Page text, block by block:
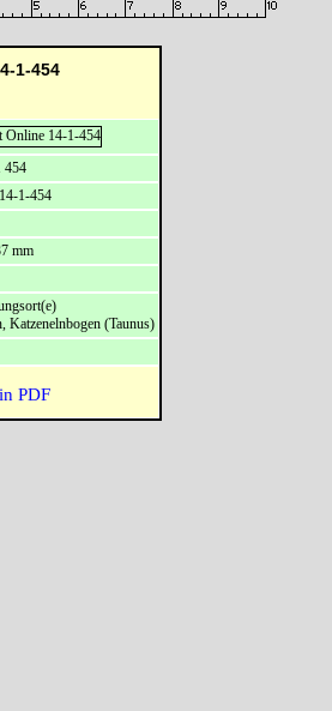
1-454
PDF
454
1-454
mm
Katzenelnbogen (Taunus)